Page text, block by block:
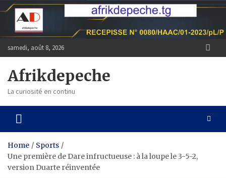
Skip
content
samedi, août 8, 2026
Afrikdepeche
La curiosité en continu
Home
Sports
Une première de Dare infructueuse : à la loupe le 3-5-2,
version Duarte réinventée